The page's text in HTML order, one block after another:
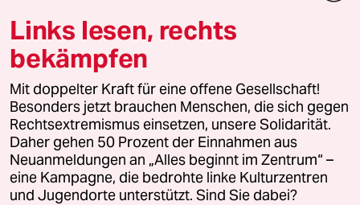
taz
Folgen Sie uns
Ressorts
Links lesen, rechts
bekämpfen
Mit doppelter Kraft für eine offene Gesellschaft!
Besonders jetzt brauchen Menschen, die sich gegen
Rechtsextremismus einsetzen, unsere Solidarität.
Daher gehen 50 Prozent der Einnahmen aus
Neuanmeldungen an „Alles beginnt im Zentrum“ –
eine Kampagne, die bedrohte linke Kulturzentren
und Jugendorte unterstützt. Sind Sie dabei?